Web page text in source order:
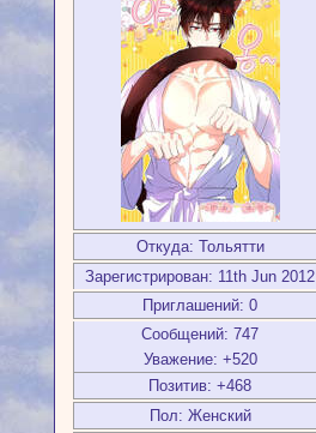
Откуда: Тольятти
Зарегистрирован: 11th Jun 2012
Приглашений: 0
Сообщений: 747
Уважение: +520
Позитив: +468
Пол: Женский